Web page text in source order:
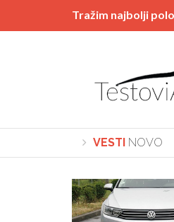
Tražim najbolji
Vesti
VESTI NOVO
Kupovina automobila